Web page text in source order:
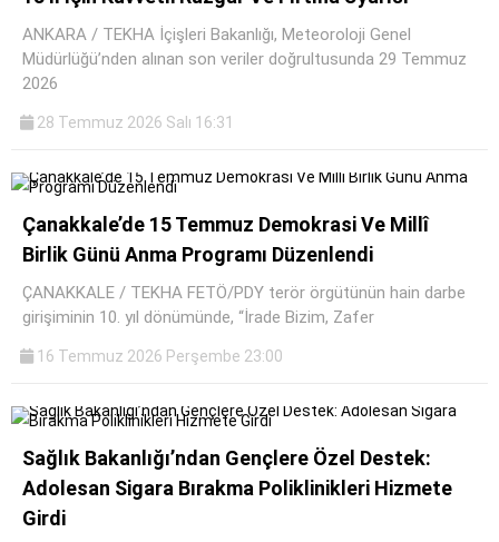
ANKARA / TEKHA İçişleri Bakanlığı, Meteoroloji Genel
Müdürlüğü’nden alınan son veriler doğrultusunda 29 Temmuz
2026
28 Temmuz 2026 Salı 16:31
Çanakkale’de 15 Temmuz Demokrasi Ve Millî
Birlik Günü Anma Programı Düzenlendi
ÇANAKKALE / TEKHA FETÖ/PDY terör örgütünün hain darbe
girişiminin 10. yıl dönümünde, “İrade Bizim, Zafer
16 Temmuz 2026 Perşembe 23:00
Sağlık Bakanlığı’ndan Gençlere Özel Destek:
Adolesan Sigara Bırakma Poliklinikleri Hizmete
Girdi